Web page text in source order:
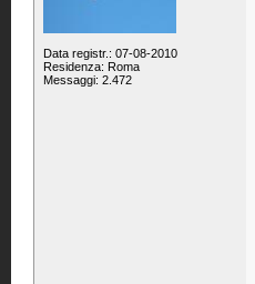
Data registr.: 07-08-2010
Residenza: Roma
Messaggi: 2.472